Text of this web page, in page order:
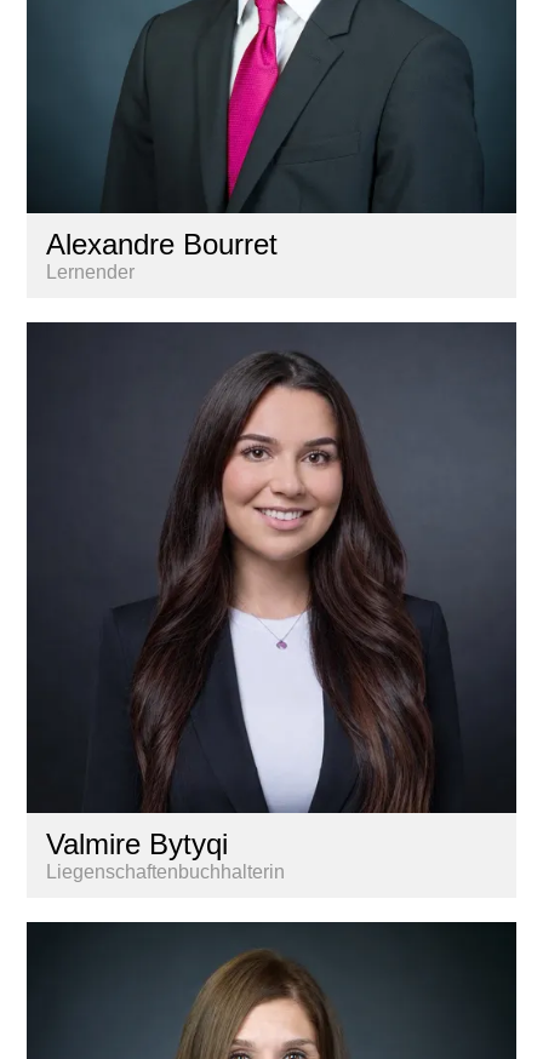
Alexandre Bourret
Lernender
Valmire Bytyqi
Liegenschaftenbuchhalterin